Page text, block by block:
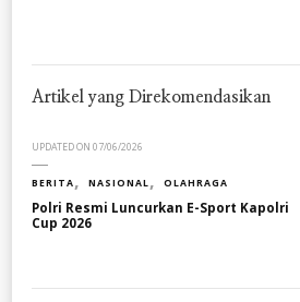
Artikel yang Direkomendasikan
UPDATED ON 07/06/2026
BERITA NASIONAL OLAHRAGA
Polri Resmi Luncurkan E-Sport Kapolri
Cup 2026